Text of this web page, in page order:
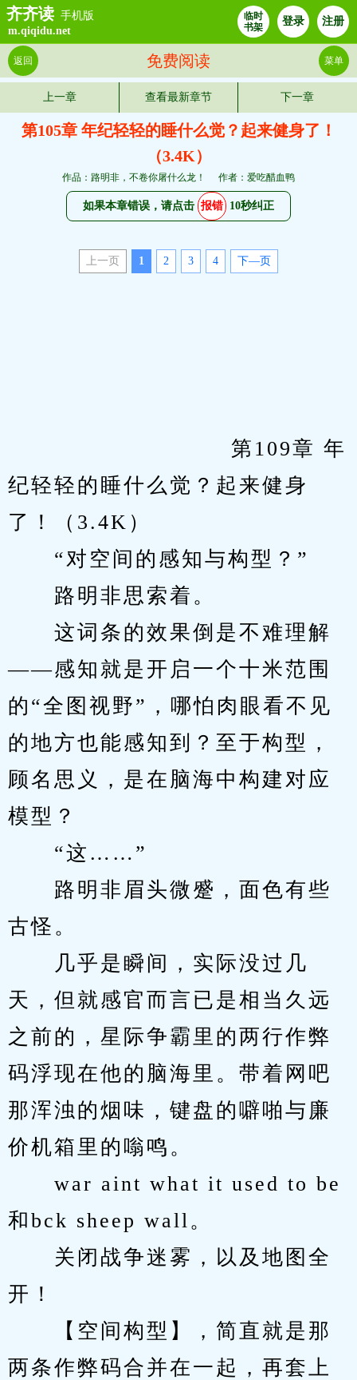
齐齐读 手机版
m.qiqidu.net
临时
书架
登录 注册
免费阅读
返回 菜单
上一章 查看最新章节 下一章
第105章 年纪轻轻的睡什么觉？起来健身了！
（3.4K）
作品：路明非，不卷你屠什么龙！ 作者：爱吃醋血鸭
如果本章错误，请点击 报错 10秒纠正
上一页 1 2 3 4 下—页
纪轻轻的睡什么觉？起来健身
了！（3.4K）
“对空间的感知与构型？”
路明非思索着。
这词条的效果倒是不难理解
——感知就是开启一个十米范围
的“全图视野”，哪怕肉眼看不见
的地方也能感知到？至于构型，
顾名思义，是在脑海中构建对应
模型？
“这……”
路明非眉头微蹙，面色有些
古怪。
几乎是瞬间，实际没过几
天，但就感官而言已是相当久远
之前的，星际争霸里的两行作弊
码浮现在他的脑海里。带着网吧
那浑浊的烟味，键盘的噼啪与廉
价机箱里的嗡鸣。
war aint what it used to be
和bck sheep wall。
关闭战争迷雾，以及地图全
开！
【空间构型】，简直就是那
两条作弊码合并在一起，再套上